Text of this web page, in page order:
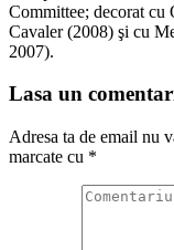
Committee; decorat
Cavaler (2008) şi cu
2007).
Lasa un
Adresa ta de email nu
marcate cu *